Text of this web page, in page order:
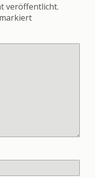
veröffentlicht.
markiert